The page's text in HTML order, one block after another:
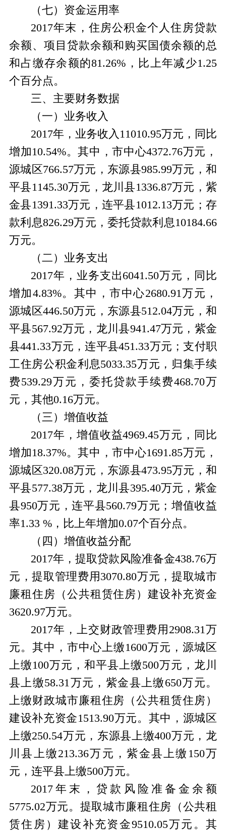
（七）资金运用率
2017年末，住房公积金个人住房贷款
余额、项目贷款余额和购买国债余额的总
和占缴存余额的81.26%，比上年减少1.25
个百分点。
三、主要财务数据
（一）业务收入
2017年，业务收入11010.95万元，同比
增加10.54%。其中，市中心4372.76万元，
源城区766.57万元，东源县985.99万元，和
平县1145.30万元，龙川县1336.87万元，紫
金县1391.33万元，连平县1012.13万元；存
款利息826.29万元，委托贷款利息10184.66
万元。
（二）业务支出
2017年，业务支出6041.50万元，同比
增加4.83%。其中，市中心2680.91万元，
源城区446.50万元，东源县512.04万元，和
平县567.92万元，龙川县941.47万元，紫金
县441.33万元，连平县451.33万元；支付职
工住房公积金利息5033.35万元，归集手续
费539.29万元，委托贷款手续费468.70万
元，其他0.16万元。
（三）增值收益
2017年，增值收益4969.45万元，同比
增加18.37%。其中，市中心1691.85万元，
源城区320.08万元，东源县473.95万元，和
平县577.38万元，龙川县395.40万元，紫金
县950万元，连平县560.79万元；增值收益
率1.33 %，比上年增加0.07个百分点。
（四）增值收益分配
2017年，提取贷款风险准备金438.76万
元，提取管理费用3070.80万元，提取城市
廉租住房（公共租赁住房）建设补充资金
3620.97万元。
2017年，上交财政管理费用2908.31万
元。其中，市中心上缴1600万元，源城区
上缴100万元，和平县上缴500万元，龙川
县上缴58.31万元，紫金县上缴650万元。
上缴财政城市廉租住房（公共租赁住房）
建设补充资金1513.90万元。其中，源城区
上缴250.54万元，东源县上缴400万元，龙
川县上缴213.36万元，紫金县上缴150万
元，连平县上缴500万元。
2017年末，贷款风险准备金余额
5775.02万元。提取城市廉租住房（公共租
赁住房）建设补充资金9510.05万元。其